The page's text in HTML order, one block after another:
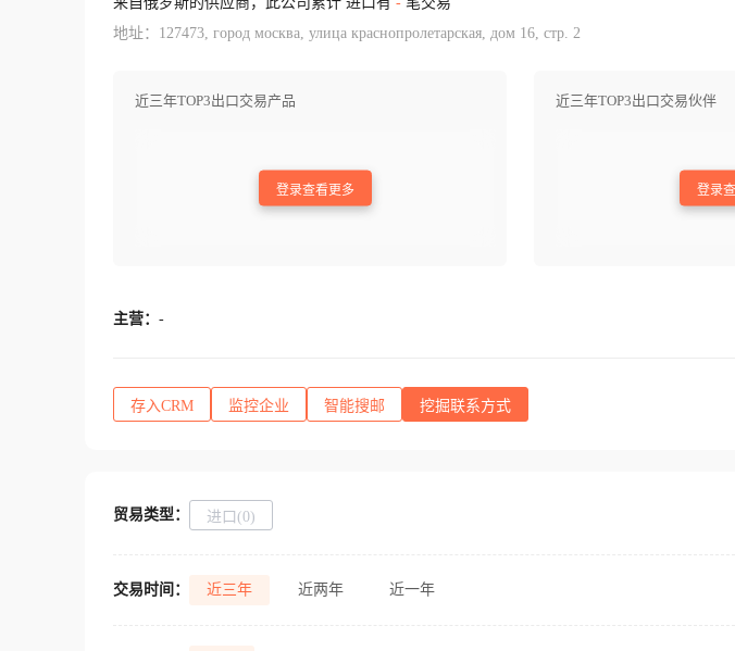
地址：127473, город москва, улица краснопролетарская, дом 16, стр. 2
近三年TOP3出口交易产品
登录查看更多
近三年TOP3出口交易伙伴
登录
主营： -
存入CRM 监控企业 智能搜邮 挖掘联系方式
贸易类型： 进口(0)
交易时间： 近三年 近两年 近一年